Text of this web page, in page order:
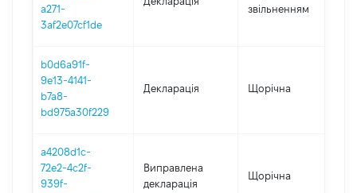
a271-
3af2e07cf1de
звільненням
b0d6a91f-
9e13-4141-
b7a8-
bd975a30f229
Декларація Щорічна
a4208d1c-
72e2-4c2f-
939f-
Виправлена
декларація
Щорічна